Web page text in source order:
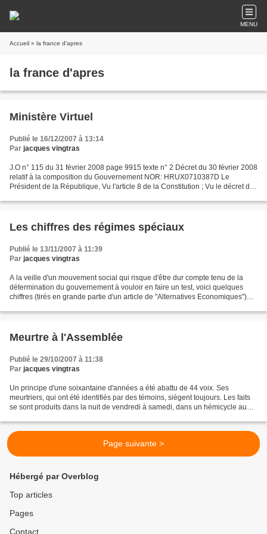
MENU
Accueil » la france d'apres
la france d'apres
Ministère Virtuel
Publié le 16/12/2007 à 13:14
Par jacques vingtras
J.O n° 115 du 31 février 2008 page 9915 texte n° 2 Décret du 30 février 2008
relatif à la composition du Gouvernement NOR: HRUX0710387D Le
Président de la République, Vu l'article 8 de la Constitution ; Vu le décret du
Les chiffres des régimes spéciaux
Publié le 13/11/2007 à 11:39
Par jacques vingtras
A la veille d'un mouvement social qui risque d'être dur compte tenu de la
détermination du gouvernement à vouloir en faire un test, voici quelques
chiffres (tirés en grande partie d'un article de "Alternatives Economiques")
Meurtre à l'Assemblée
Publié le 29/10/2007 à 11:38
Par jacques vingtras
Un principe d'une soixantaine d'années a été abattu de 44 voix. Ses
meurtriers, qui ont été identifiés par des témoins, siègent toujours. Les faits
se sont produits dans la nuit de vendredi à samedi, dans un hémicycle au
Page suivante >
Hébergé par Overblog
Top articles
Pages
Contact